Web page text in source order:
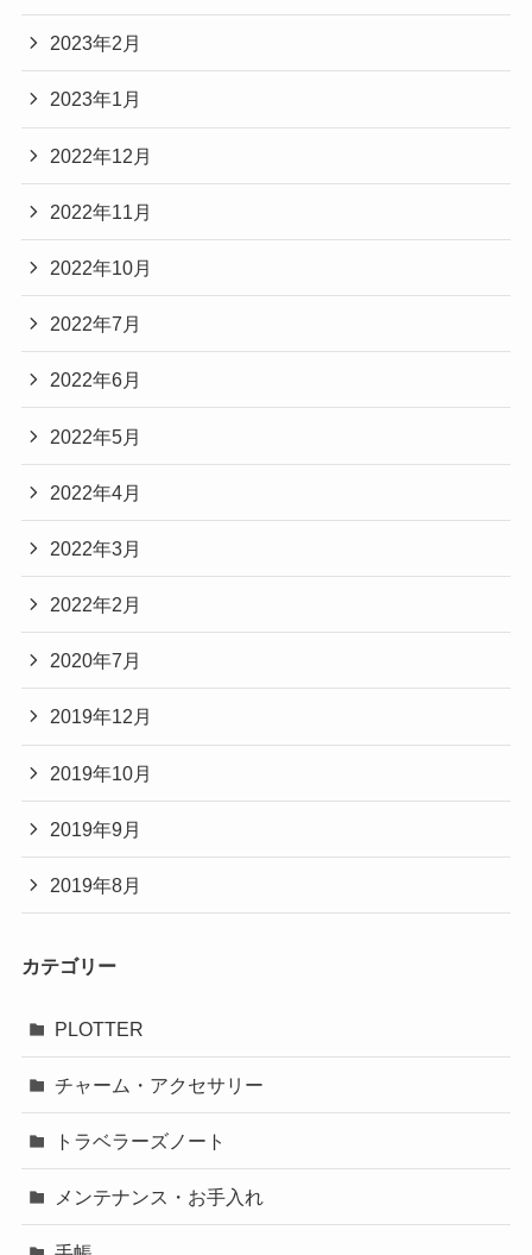
2023年2月
2023年1月
2022年12月
2022年11月
2022年10月
2022年7月
2022年6月
2022年5月
2022年4月
2022年3月
2022年2月
2020年7月
2019年12月
2019年10月
2019年9月
2019年8月
カテゴリー
PLOTTER
チャーム・アクセサリー
トラベラーズノート
メンテナンス・お手入れ